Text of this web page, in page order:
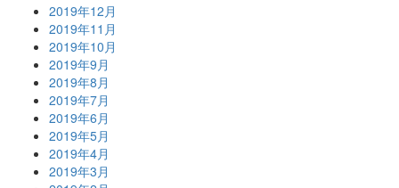
2019年12月
2019年11月
2019年10月
2019年9月
2019年8月
2019年7月
2019年6月
2019年5月
2019年4月
2019年3月